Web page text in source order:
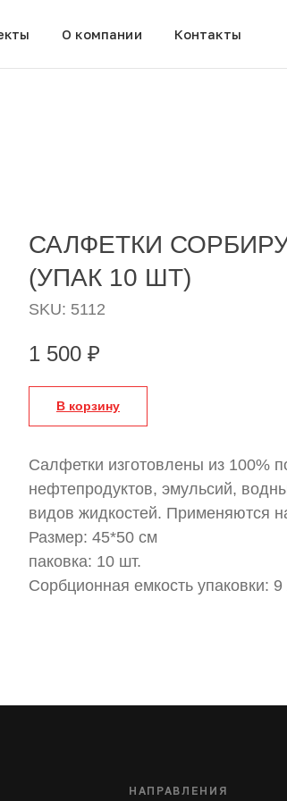
О компании Контакты
САЛФЕТКИ
(УПАК 10 ШТ)
SKU: 5112
1 500 ₽
В корзину
Салфетки изготовлены из 100%
нефтепродуктов, эмульсий,
видов жидкостей. Применяются
Размер: 45*50 см
паковка: 10 шт.
Сорбционная емкость упаковки: 9
НАПРАВЛЕНИЯ